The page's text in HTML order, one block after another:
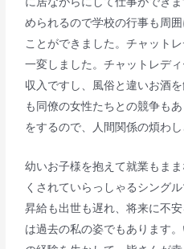
められるので学校の行事も周
ことができました。チャット
一変しました。チャットレデ
収入ですし、風俗と違いお酒
も同僚の女性たちとの競争も
をするので、人間関係の煩わし
幼いお子様を抱えて就業もま
くされていらっしゃるシング
昇給も出世も遅れ、将来に不
は過去の私の姿でもあります